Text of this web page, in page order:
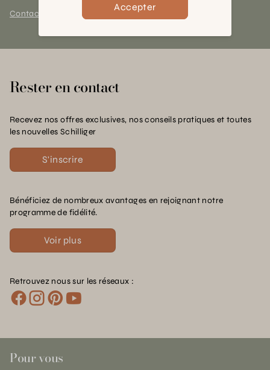
Contact et horaires
Rester en contact
Recevez nos offres exclusives, nos conseils pratiques et toutes
les nouvelles Schilliger
S'inscrire
Bénéficiez de nombreux avantages en rejoignant notre
programme de fidélité.
Voir plus
Retrouvez nous sur les réseaux :
Pour vous
Accepter